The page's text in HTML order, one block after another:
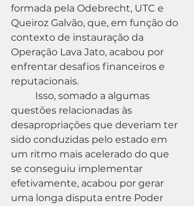
formada pela Odebrecht, UTC e
Queiroz Galvão, que, em função do
contexto de instauração da
Operação Lava Jato, acabou por
enfrentar desafios financeiros e
reputacionais.
questões relacionadas às
desapropriações que deveriam ter
sido conduzidas pelo estado em
um ritmo mais acelerado do que
se conseguiu implementar
efetivamente, acabou por gerar
uma longa disputa entre Poder